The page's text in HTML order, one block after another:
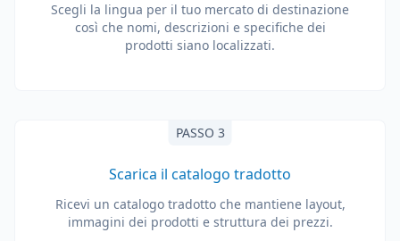
Scegli la lingua per il tuo mercato di destinazione
così che nomi, descrizioni e specifiche dei
prodotti siano localizzati.
PASSO 3
Scarica il catalogo tradotto
Ricevi un catalogo tradotto che mantiene layout,
immagini dei prodotti e struttura dei prezzi.